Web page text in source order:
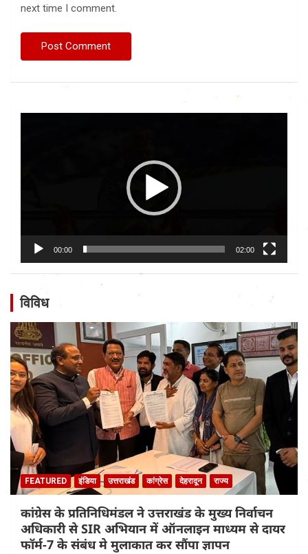
next time I comment.
00:00 02:00
विविध
FEATURED इंडिया उत्तराखंड कांग्रेस देहरादून राज्य
कांग्रेस के प्रतिनिधिमंडल ने उत्तराखंड के मुख्य निर्वाचन
अधिकारी से SIR अभियान में ऑनलाइन माध्यम से दायर
फॉर्म-7 के संबंध मे मुलाकात कर सौंपा ज्ञापन